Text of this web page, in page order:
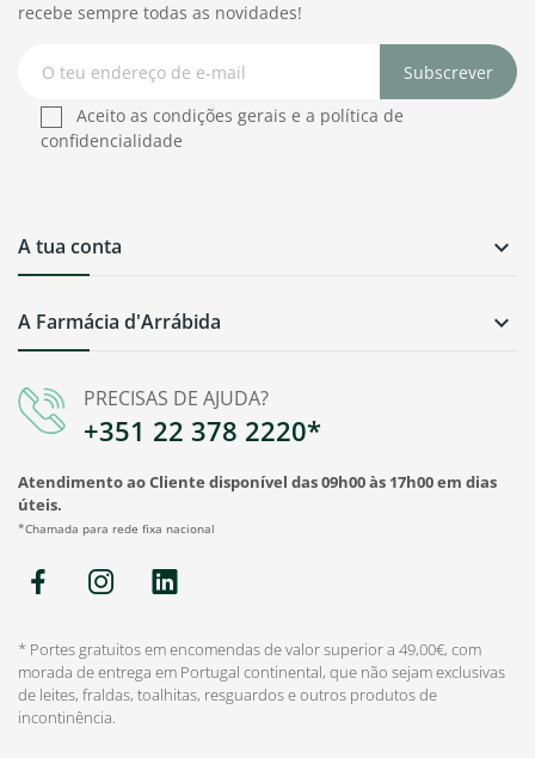
PRECISAS DE AJUDA?
+351 22 378 2220*
Atendimento ao Cliente disponível das 09h00 às 17h00 em dias
úteis.
*Chamada para rede fixa nacional
A Farmácia d'Arrábida 
A tua conta 
recebe sempre todas as novidades!
Subscrever
Aceito as condições gerais e a política de
confidencialidade
* Portes gratuitos em encomendas de valor superior a 49,00€, com
morada de entrega em Portugal continental, que não sejam exclusivas
de leites, fraldas, toalhitas, resguardos e outros produtos de
incontinência.